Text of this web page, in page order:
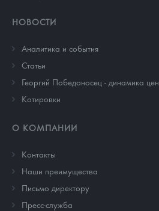
НОВОСТИ
Аналитика и события
Cтатьи
Георгий Победоносец - динамика цен
Котировки
О КОМПАНИИ
Контакты
Наши преимущества
Письмо директору
Пресс-служба